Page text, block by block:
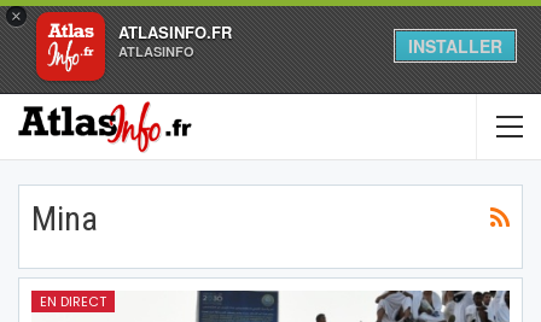
×
ATLASINFO.FR
ATLASINFO INSTALLER
Mina
EN DIRECT